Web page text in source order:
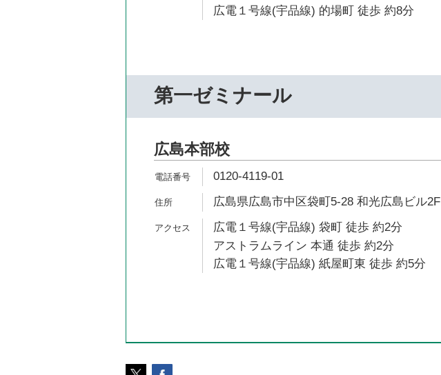
広電１号線(宇品線) 的場町 徒歩 約8分
第一ゼミナール
広島本部校
0120-4119-01
広島県広島市中区袋町5-28 和光広島ビル2F
広電１号線(宇品線) 袋町 徒歩 約2分
アストラムライン 本通 徒歩 約2分
広電１号線(宇品線) 紙屋町東 徒歩 約5分